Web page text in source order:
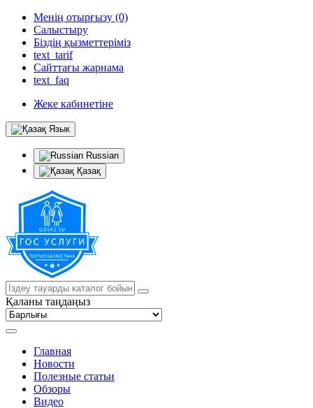
Менің отырғызу (0)
Салыстыру
Біздің қызметтеріміз
text_tarif
Сайттағы жарнама
text_faq
Жеке кабинетіне
Язык
Russian
Қазақ
Қаланы таңдаңыз
Главная
Новости
Полезные статьи
Обзоры
Видео